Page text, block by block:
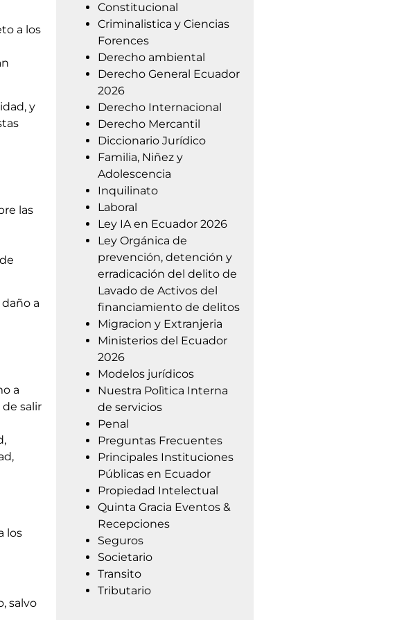
a los
y
las
a
a
salir
los
salvo
Constitucional
Criminalistica y Ciencias
Forences
Derecho ambiental
Derecho General Ecuador
2026
Derecho Internacional
Derecho Mercantil
Diccionario Jurídico
Familia, Niñez y
Adolescencia
Inquilinato
Laboral
Ley IA en Ecuador 2026
Ley Orgánica de
prevención, detención y
erradicación del delito de
Lavado de Activos del
financiamiento de delitos
Migracion y Extranjeria
Ministerios del Ecuador
2026
Modelos jurídicos
Nuestra Polìtica Interna
de servicios
Penal
Preguntas Frecuentes
Principales Instituciones
Públicas en Ecuador
Propiedad Intelectual
Quinta Gracia Eventos &
Recepciones
Seguros
Societario
Transito
Tributario